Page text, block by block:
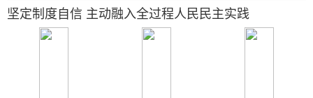
坚定制度自信 主动融入全过程人民民主实践